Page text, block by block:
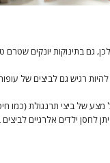
גם בתינוקות יונקים
רגיש גם לביצים של
של ביצי תרנגולת (כמו
לחסן ילדים אלרגיים